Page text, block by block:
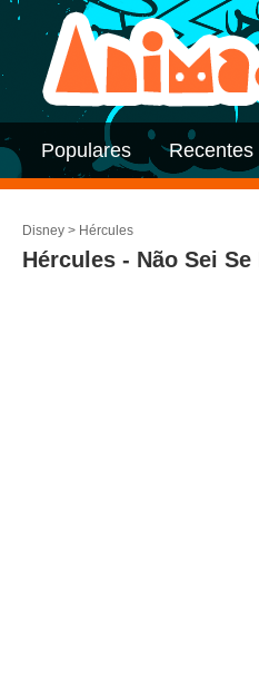
Populares Recentes
Disney > Hércules
Hércules - Não Sei Se